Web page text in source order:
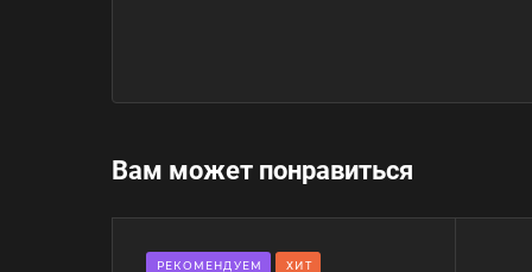
Вам может понравиться
РЕКОМЕНДУЕМ ХИТ